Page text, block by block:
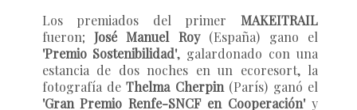
Los premiados del primer MAKEITRAIL
fueron; José Manuel Roy(España) gano el
'Premio Sostenibilidad', galardonado con una
estancia de dos noches en un ecoresort, la
fotografía deThelma Cherpin(París) ganó el
'Gran Premio Renfe-SNCF en Cooperación' y